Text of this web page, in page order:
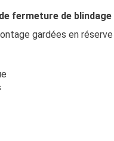
fermeture de blindage
gardées en réserve